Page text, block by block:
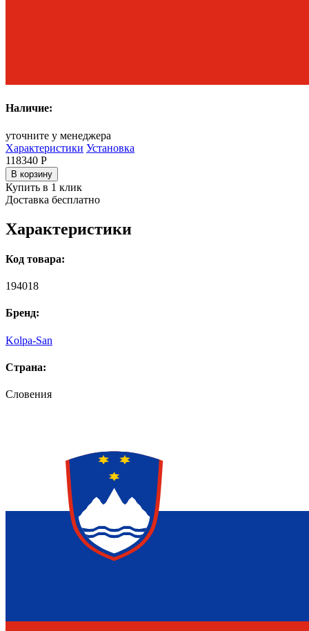
Наличие:
уточните у менеджера
Характеристики Установка
118340 Р
В корзину
Купить в 1 клик
Доставка бесплатно
Характеристики
Код товара:
194018
Бренд:
Kolpa-San
Страна:
Словения